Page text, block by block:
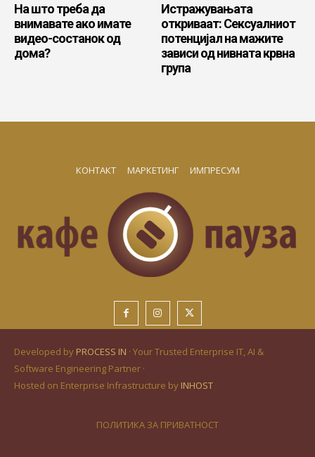
На што треба да
внимавате ако имате
видео-состанок од
дома?
Истражувањата
откриваат: Сексуалниот
потенцијал на мажите
зависи од нивната крвна
група
КОНТАКТ МАРКЕТИНГ ИМПРЕСУМ
Developed by PROCESS IN · Your Trusted Enterprise IT, AI &
Software Engineering Partner ·
Hosted on Enterprise Infrastructure by INHOST
ПОЛИТИКА ЗА ПРИВАТНОСТ